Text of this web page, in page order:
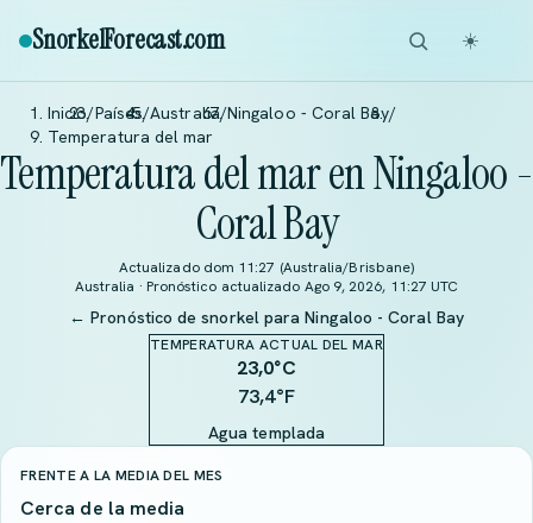
SnorkelForecast.com ☀️
Inicio/Países/Australia/Ningaloo - Coral Bay/
Temperatura del mar
Temperatura del mar en Ningaloo -
Coral Bay
Actualizado dom 11:27 (Australia/Brisbane)
Australia · Pronóstico actualizado Ago 9, 2026, 11:27 UTC
← Pronóstico de snorkel para Ningaloo - Coral Bay
TEMPERATURA ACTUAL DEL MAR
23,0°C
73,4°F
Agua templada
FRENTE A LA MEDIA DEL MES
Cerca de la media